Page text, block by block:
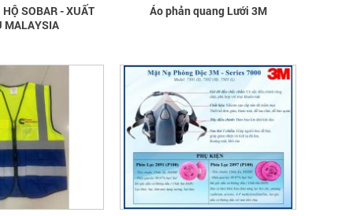
HỘ SOBAR - XUẤT
MALAYSIA
Áo phản quang Lưới 3M